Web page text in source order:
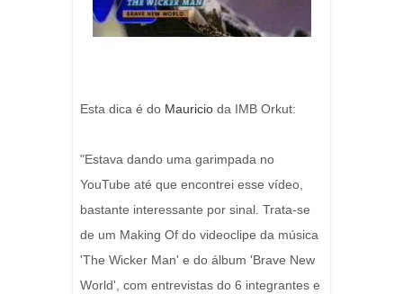
Esta dica é do Mauricio da IMB Orkut:
"Estava dando uma garimpada no
YouTube até que encontrei esse vídeo,
bastante interessante por sinal. Trata-se
de um Making Of do videoclipe da música
'The Wicker Man' e do álbum 'Brave New
World', com entrevistas do 6 integrantes e